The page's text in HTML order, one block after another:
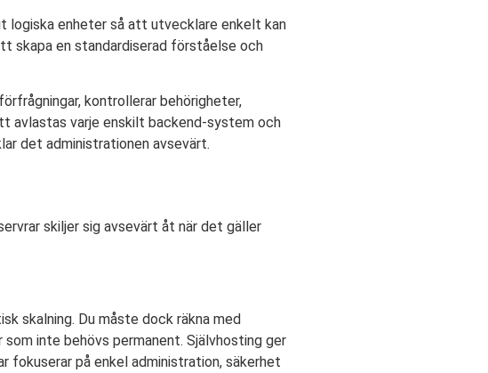
enheter så att utvecklare enkelt kan
skapa en standardiserad förståelse och
kontrollerar behörigheter,
avlastas varje enskilt backend-system och
det administrationen avsevärt.
skiljer sig avsevärt åt när det gäller
skalning. Du måste dock räkna med
inte behövs permanent. Självhosting ger
fokuserar på enkel administration, säkerhet